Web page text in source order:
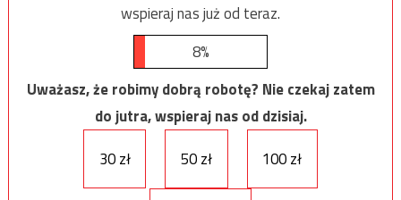
wspieraj nas już od teraz.
8%
Uważasz, że robimy dobrą robotę? Nie czekaj zatem
do jutra, wspieraj nas od dzisiaj.
30 zł
50 zł 100 zł